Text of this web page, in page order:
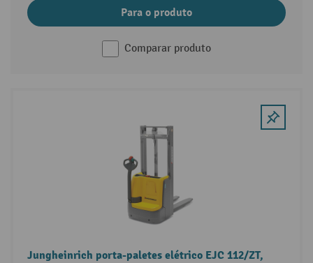
Para o produto
Comparar produto
Jungheinrich porta-paletes elétrico EJC 112/ZT,